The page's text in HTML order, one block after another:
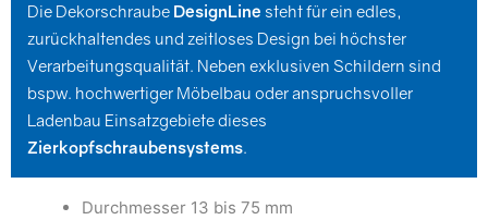
Die Dekorschraube DesignLine steht für ein edles,
zurückhaltendes und zeitloses Design bei höchster
Verarbeitungsqualität. Neben exklusiven Schildern sind
bspw. hochwertiger Möbelbau oder anspruchsvoller
Ladenbau Einsatzgebiete dieses
Zierkopfschraubensystems.
Durchmesser 13 bis 75 mm